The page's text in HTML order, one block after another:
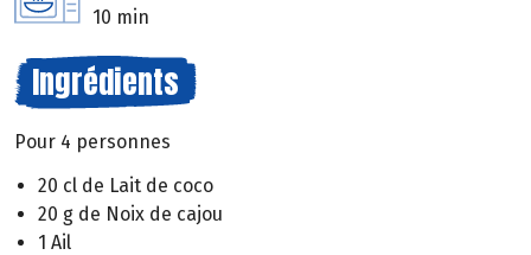
10 min
Ingrédients
Pour 4 personnes
20 cl de Lait de coco
20 g de Noix de cajou
1 Ail